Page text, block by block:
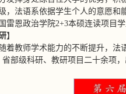
，法语系依据学生个人的意愿和
雷恩政治学院2+3本硕连读项目
】
着教师学术能力的不断提升，法
省部级科研、教研项目二十余项